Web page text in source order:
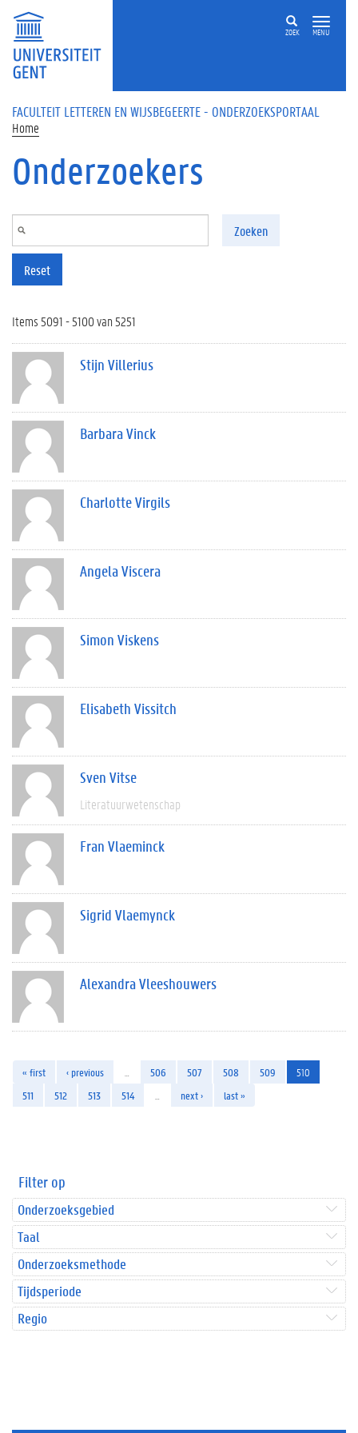
Overslaan en naar de inhoud gaan
ZOEK MENU
FACULTEIT LETTEREN EN WIJSBEGEERTE - ONDERZOEKSPORTAAL
Home
Onderzoekers
Zoeken
Reset
Items 5091 - 5100 van 5251
Stijn Villerius
Barbara Vinck
Charlotte Virgils
Angela Viscera
Simon Viskens
Elisabeth Vissitch
Sven Vitse
Literatuurwetenschap
Fran Vlaeminck
Sigrid Vlaemynck
Alexandra Vleeshouwers
« first ‹ previous 506 507 508 509
510
511
512 513 514 next › last »
Filter op
Onderzoeksgebied
Taal
Onderzoeksmethode
Tijdsperiode
Regio